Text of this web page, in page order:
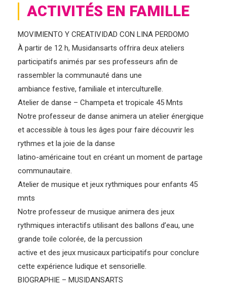
ACTIVITÉS EN FAMILLE
MOVIMIENTO Y CREATIVIDAD CON LINA PERDOMO
À partir de 12 h, Musidansarts offrira deux ateliers
participatifs animés par ses professeurs afin de
rassembler la communauté dans une
ambiance festive, familiale et interculturelle.
Atelier de danse – Champeta et tropicale 45 Mnts
Notre professeur de danse animera un atelier énergique
et accessible à tous les âges pour faire découvrir les
rythmes et la joie de la danse
latino-américaine tout en créant un moment de partage
communautaire.
Atelier de musique et jeux rythmiques pour enfants 45
mnts
Notre professeur de musique animera des jeux
rythmiques interactifs utilisant des ballons d’eau, une
grande toile colorée, de la percussion
active et des jeux musicaux participatifs pour conclure
cette expérience ludique et sensorielle.
BIOGRAPHIE – MUSIDANSARTS